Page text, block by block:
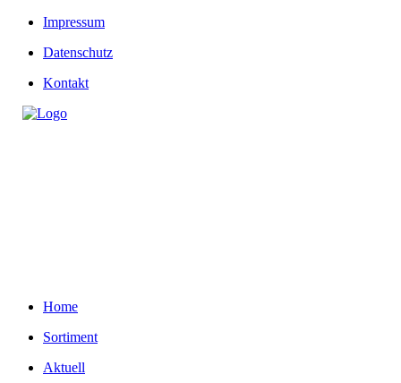
Impressum
Datenschutz
Kontakt
Home
Sortiment
Aktuell